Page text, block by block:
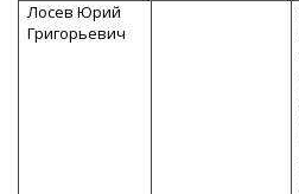
Лосев Юрий
Григорьевич